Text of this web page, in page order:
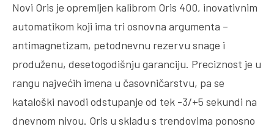
Novi Oris je opremljen kalibrom Oris 400, inovativnim
automatikom koji ima tri osnovna argumenta –
antimagnetizam, petodnevnu rezervu snage i
produženu, desetogodišnju garanciju. Preciznost je u
rangu najvećih imena u časovničarstvu, pa se
kataloški navodi odstupanje od tek -3/+5 sekundi na
dnevnom nivou. Oris u skladu s trendovima ponosno